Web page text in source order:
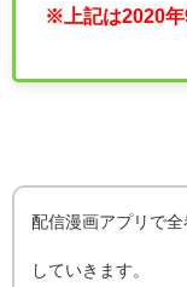
※上記は2020年
配信漫画アプリで
していきます。